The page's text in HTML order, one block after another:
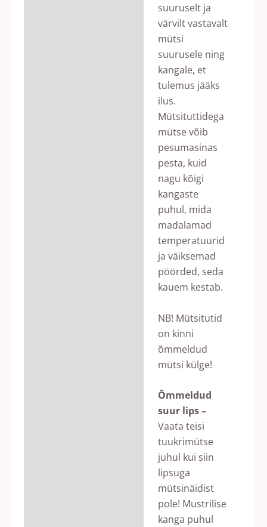
suuruselt ja
värvilt vastavalt
mütsi
suurusele ning
kangale, et
tulemus jääks
ilus.
Mütsituttidega
mütse võib
pesumasinas
pesta, kuid
nagu kõigi
kangaste
puhul, mida
madalamad
temperatuurid
ja väiksemad
pöörded, seda
kauem kestab.
NB! Mütsitutid
on kinni
õmmeldud
mütsi külge!
Õmmeldud
suur lips –
Vaata teisi
tuukrimütse
juhul kui siin
lipsuga
mütsinäidist
pole! Mustrilise
kanga puhul